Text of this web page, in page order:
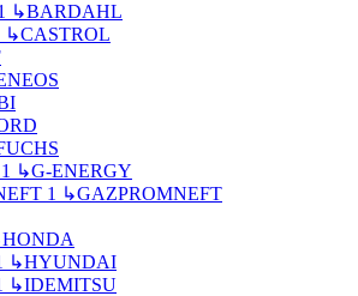
↳BARDAHL
↳CASTROL
↳G-ENERGY
↳GAZPROMNEFT
HONDA
↳HYUNDAI
↳IDEMITSU